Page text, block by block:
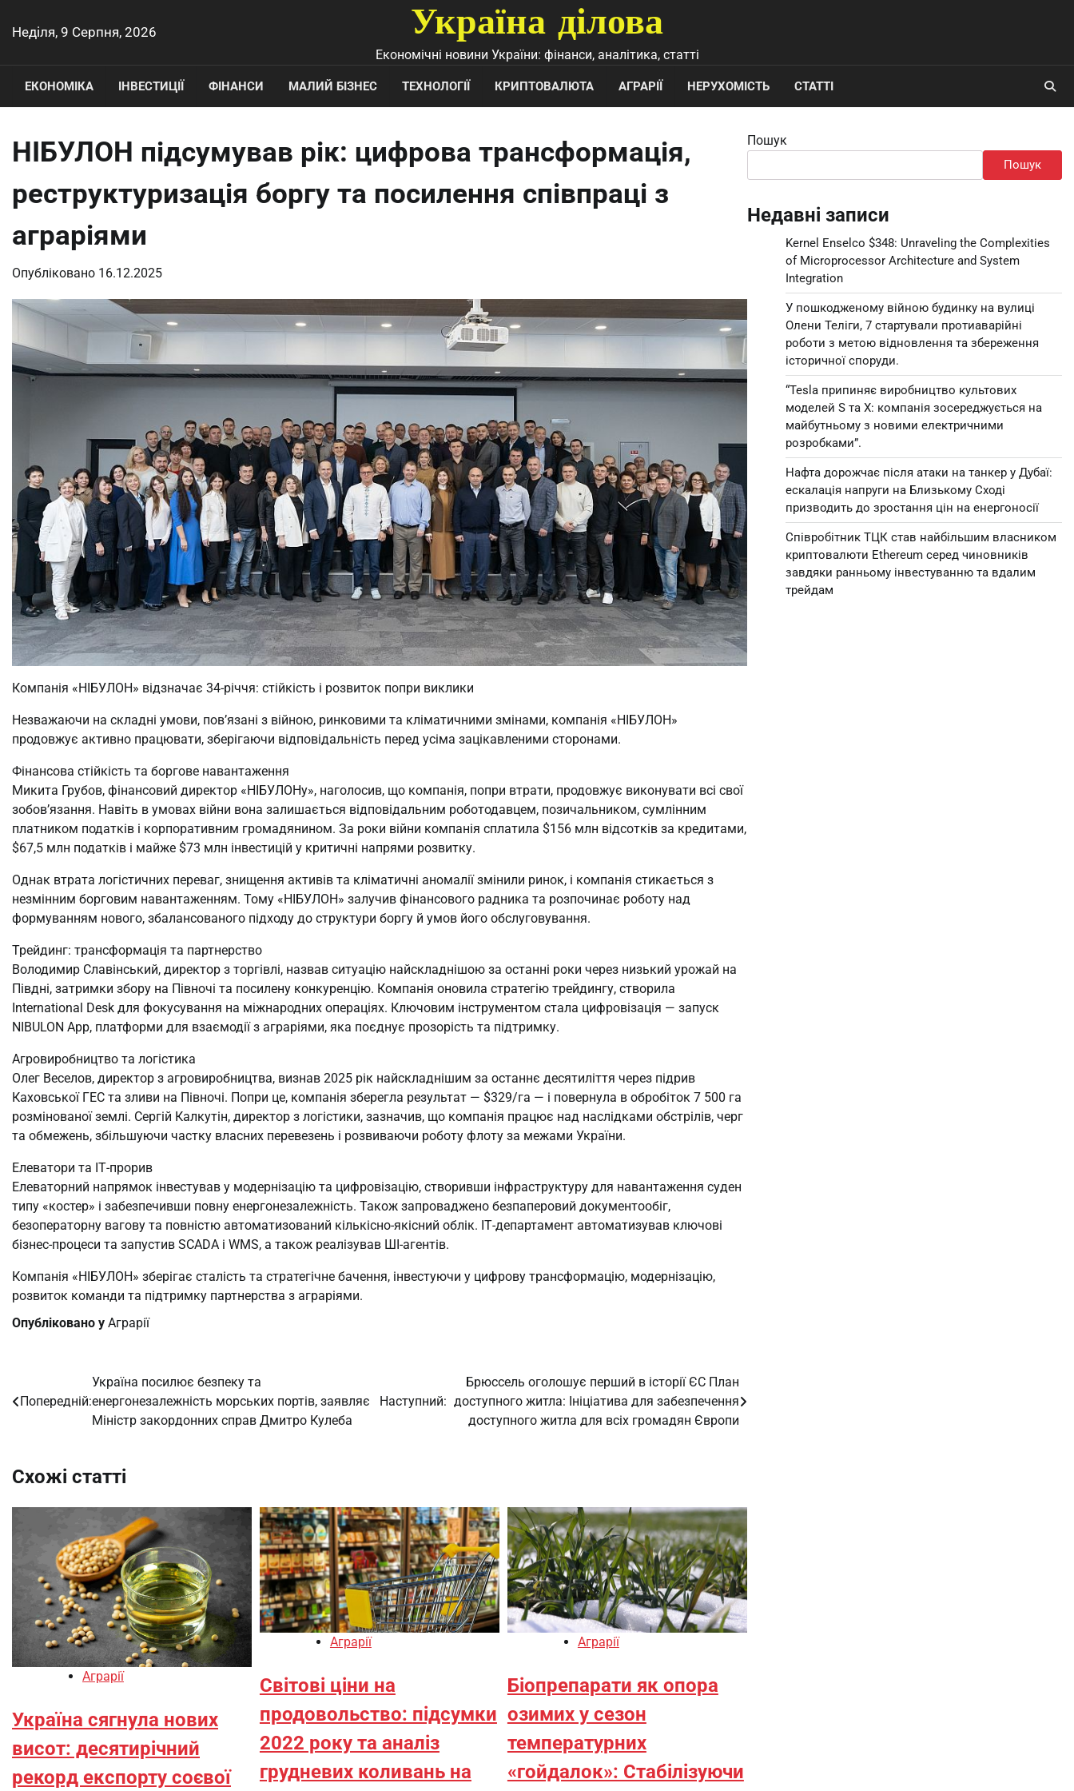
доНеділя, 9 Серпня, 2026 Україна ділова
Економічні новини України: фінанси, аналітика, статті
ЕКОНОМІКА ІНВЕСТИЦІЇ ФІНАНСИ МАЛИЙ БІЗНЕС ТЕХНОЛОГІЇ КРИПТОВАЛЮТА АГРАРІЇ НЕРУХОМІСТЬ СТАТТІ
НІБУЛОН підсумував рік: цифрова трансформація,
реструктуризація боргу та посилення співпраці з
аграріями
Опубліковано 16.12.2025
Компанія «НІБУЛОН» відзначає 34-річчя: стійкість і розвиток попри виклики
Незважаючи на складні умови, пов’язані з війною, ринковими та кліматичними змінами, компанія «НІБУЛОН»
продовжує активно працювати, зберігаючи відповідальність перед усіма зацікавленими сторонами.
Фінансова стійкість та боргове навантаження
Микита Грубов, фінансовий директор «НІБУЛОНу», наголосив, що компанія, попри втрати, продовжує виконувати всі свої
зобов’язання. Навіть в умовах війни вона залишається відповідальним роботодавцем, позичальником, сумлінним
платником податків і корпоративним громадянином. За роки війни компанія сплатила $156 млн відсотків за кредитами,
$67,5 млн податків і майже $73 млн інвестицій у критичні напрями розвитку.
Однак втрата логістичних переваг, знищення активів та кліматичні аномалії змінили ринок, і компанія стикається з
незмінним борговим навантаженням. Тому «НІБУЛОН» залучив фінансового радника та розпочинає роботу над
формуванням нового, збалансованого підходу до структури боргу й умов його обслуговування.
Трейдинг: трансформація та партнерство
Володимир Славінський, директор з торгівлі, назвав ситуацію найскладнішою за останні роки через низький урожай на
Півдні, затримки збору на Півночі та посилену конкуренцію. Компанія оновила стратегію трейдингу, створила
International Desk для фокусування на міжнародних операціях. Ключовим інструментом стала цифровізація — запуск
NIBULON App, платформи для взаємодії з аграріями, яка поєднує прозорість та підтримку.
Агровиробництво та логістика
Олег Веселов, директор з агровиробництва, визнав 2025 рік найскладнішим за останнє десятиліття через підрив
Каховської ГЕС та зливи на Півночі. Попри це, компанія зберегла результат — $329/га — і повернула в обробіток 7 500 га
розмінованої землі. Сергій Калкутін, директор з логістики, зазначив, що компанія працює над наслідками обстрілів, черг
та обмежень, збільшуючи частку власних перевезень і розвиваючи роботу флоту за межами України.
Елеватори та ІТ-прорив
Елеваторний напрямок інвестував у модернізацію та цифровізацію, створивши інфраструктуру для навантаження суден
типу «костер» і забезпечивши повну енергонезалежність. Також запроваджено безпаперовий документообіг,
безоператорну вагову та повністю автоматизований кількісно-якісний облік. ІТ-департамент автоматизував ключові
бізнес-процеси та запустив SCADA і WMS, а також реалізував ШІ-агентів.
Компанія «НІБУЛОН» зберігає сталість та стратегічне бачення, інвестуючи у цифрову трансформацію, модернізацію,
розвиток команди та підтримку партнерства з аграріями.
Опубліковано у Аграрії
Навігація
записів
Попередній:
Україна посилює безпеку та
енергонезалежність морських портів, заявляє
Міністр закордонних справ Дмитро Кулеба
Наступний:
Брюссель оголошує перший в історії ЄС План
доступного житла: Ініціатива для забезпечення
доступного житла для всіх громадян Європи
Схожі статті
Аграрії
Україна сягнула нових
висот: десятирічний
рекорд експорту соєвої
Аграрії
Світові ціни на
продовольство: підсумки
2022 року та аналіз
грудневих коливань на
Аграрії
Біопрепарати як опора
озимих у сезон
температурних
«гойдалок»: Стабілізуючи
Пошук
Пошук
Недавні записи
Kernel Enselco $348: Unraveling the Complexities
of Microprocessor Architecture and System
Integration
У пошкодженому війною будинку на вулиці
Олени Теліги, 7 стартували протиаварійні
роботи з метою відновлення та збереження
історичної споруди.
“Tesla припиняє виробництво культових
моделей S та X: компанія зосереджується на
майбутньому з новими електричними
розробками”.
Нафта дорожчає після атаки на танкер у Дубаї:
ескалація напруги на Близькому Сході
призводить до зростання цін на енергоносії
Співробітник ТЦК став найбільшим власником
криптовалюти Ethereum серед чиновників
завдяки ранньому інвестуванню та вдалим
трейдам